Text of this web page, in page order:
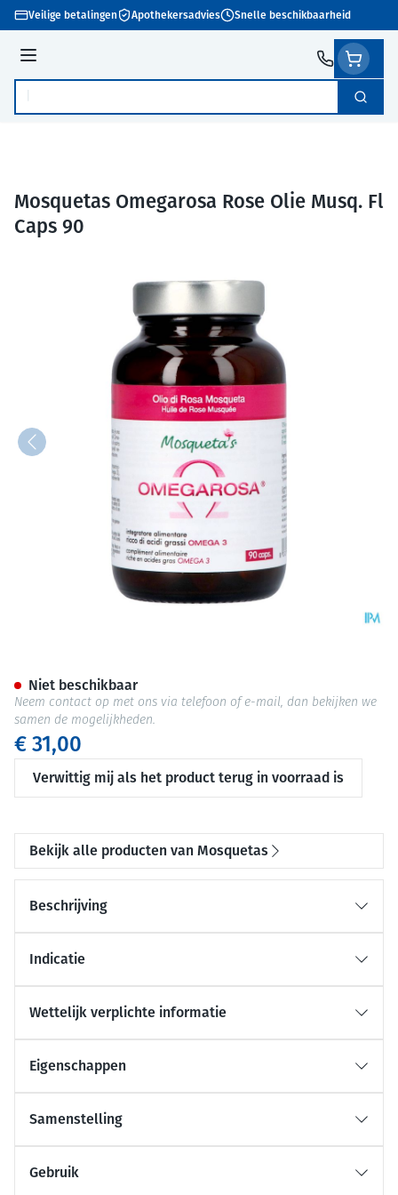
Ga naar de inhoud
Veilige betalingen Apothekersadvies Snelle beschikbaarheid
Menu
Product, merk, categorie... Zoek
Mosquetas Omegarosa Rose Olie Musq. Fl
Caps 90
€ 31,00
Verwittig mij als het product terug in voorraad is
Niet beschikbaar
Neem contact op met ons via telefoon of e-mail, dan bekijken we
samen de mogelijkheden.
Bekijk alle producten van Mosquetas
Beschrijving
Indicatie
Wettelijk verplichte informatie
Eigenschappen
Samenstelling
Gebruik